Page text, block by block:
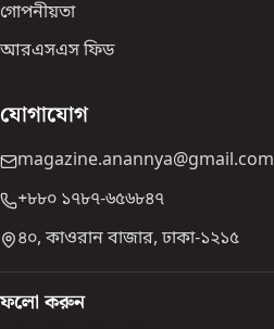
গোপনীয়তা
আরএসএস ফিড
যোগাযোগ
magazine.anannya@gmail.com
+৮৮০ ১৭৮৭-৬৫৬৮৪৭
৪০, কাওরান বাজার, ঢাকা-১২১৫
ফলো করুন